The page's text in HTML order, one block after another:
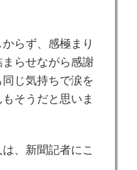
らず、感極まり
らせながら感謝
じ気持ちで涙を
そうだと思いま
、新聞記者にこ